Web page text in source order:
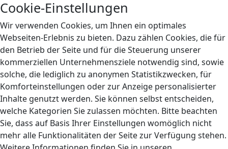
Cookie-Einstellungen
Wir verwenden Cookies, um Ihnen ein optimales
Webseiten-Erlebnis zu bieten. Dazu zählen Cookies, die für
den Betrieb der Seite und für die Steuerung unserer
kommerziellen Unternehmensziele notwendig sind, sowie
solche, die lediglich zu anonymen Statistikzwecken, für
Komforteinstellungen oder zur Anzeige personalisierter
Inhalte genutzt werden. Sie können selbst entscheiden,
welche Kategorien Sie zulassen möchten. Bitte beachten
Sie, dass auf Basis Ihrer Einstellungen womöglich nicht
mehr alle Funktionalitäten der Seite zur Verfügung stehen.